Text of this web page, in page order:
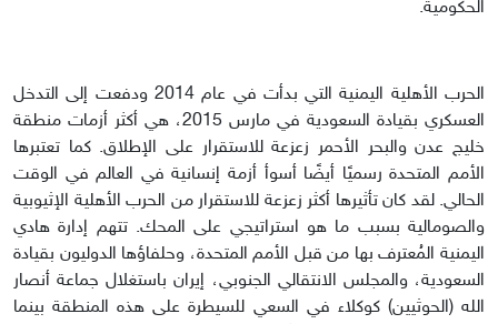
الحكومية.
الحرب الأهلية اليمنية التي بدأت في عام 2014 ودفعت إلى التدخل
العسكري بقيادة السعودية في مارس 2015، هي أكثر أزمات منطقة
خليج عدن والبحر الأحمر زعزعة للاستقرار على الإطلاق. كما تعتبرها
الأمم المتحدة رسميًا أيضًا أسوأ أزمة إنسانية في العالم في الوقت
الحالي. لقد كان تأثيرها أكثر زعزعة للاستقرار من الحرب الأهلية الإثيوبية
والصومالية بسبب ما هو استراتيجي على المحك. تتهم إدارة هادي
اليمنية المُعترف بها من قبل الأمم المتحدة، وحلفاؤها الدوليون بقيادة
السعودية، والمجلس الانتقالي الجنوبي، إيران باستغلال جماعة أنصار
الله (الحوثيين) كوكلاء في السعي للسيطرة على هذه المنطقة بينما